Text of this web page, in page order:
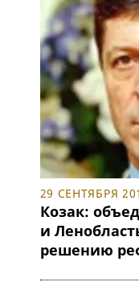
29 СЕНТЯБРЯ
Козак:
и
решению